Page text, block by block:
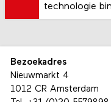
Aslı Aydın
technologie
Bezoekadres
Nieuwmarkt 4